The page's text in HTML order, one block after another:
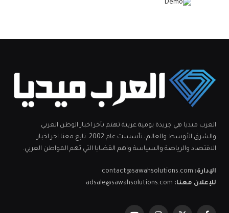
العرب ميديا هي جريدة يومية عربية تهتم بآخر اخبار الوطن العربي
والشرق الأوسط والعالم، تأسست عام 2002. تابع معنا اخر اخبار
الاقتصاد والرياضة والسياسة واهم القضايا التي تهم المواطن العربي.
الإدارة: contact@sawahsolutions.com
للإعلان معنا: adsale@sawahsolutions.com